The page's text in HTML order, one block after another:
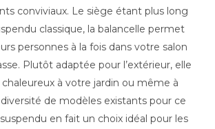
conviviaux. Le siège étant plus long
classique, la balancelle permet
personnes à la fois dans votre salon
Plutôt adaptée pour l’extérieur, elle
à votre jardin ou même à
de modèles existants pour ce
en fait un choix idéal pour les